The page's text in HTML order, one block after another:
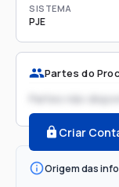
SISTEMA
PJE
Partes do
Partes não
Criar
Origem das